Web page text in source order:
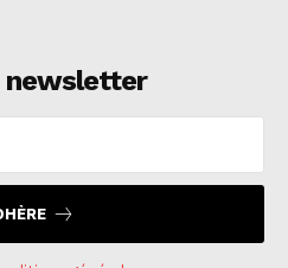
newsletter